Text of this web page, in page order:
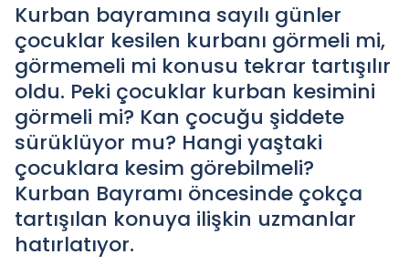
Kurban bayramına sayılı günler
çocuklar kesilen kurbanı görmeli mi,
görmemeli mi konusu tekrar tartışılır
oldu. Peki çocuklar kurban kesimini
görmeli mi? Kan çocuğu şiddete
sürüklüyor mu? Hangi yaştaki
çocuklara kesim görebilmeli?
Kurban Bayramı öncesinde çokça
tartışılan konuya ilişkin uzmanlar
hatırlatıyor.